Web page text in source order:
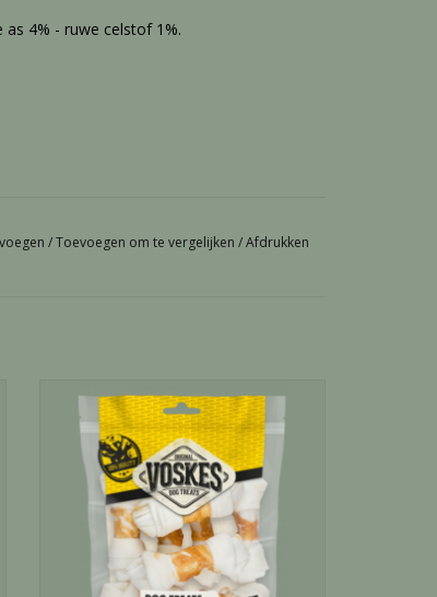
4% - ruwe celstof 1%.
/Toevoegen om te vergelijken /Afdrukken
TOEVOEGEN AAN WINKELWAGEN